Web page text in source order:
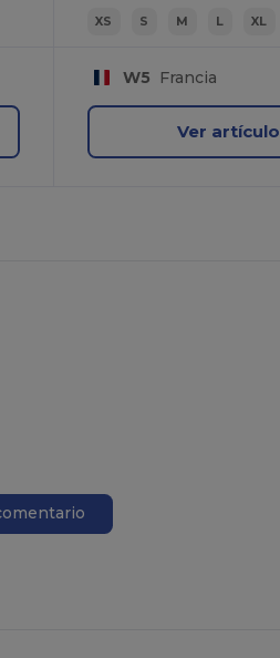
XS S M L XL
W5 Francia
Ver artículo